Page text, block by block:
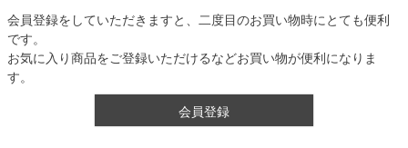
会員登録をしていただきますと、二度目のお買い物時にとても便利
です。
お気に入り商品をご登録いただけるなどお買い物が便利になりま
す。
会員登録